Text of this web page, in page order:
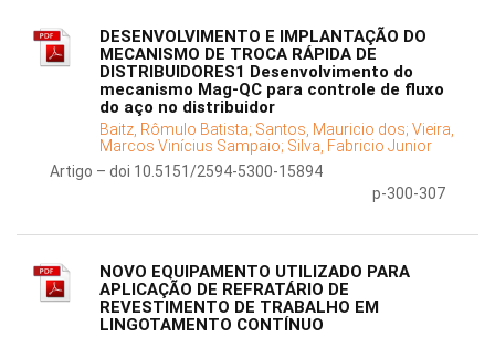
DESENVOLVIMENTO E IMPLANTAÇÃO DO
MECANISMO DE TROCA RÁPIDA DE
DISTRIBUIDORES1 Desenvolvimento do
mecanismo Mag-QC para controle de fluxo
do aço no distribuidor
Baitz, Rômulo Batista; Santos, Mauricio dos; Vieira,
Marcos Vinícius Sampaio; Silva, Fabricio Junior
Artigo – doi 10.5151/2594-5300-15894
p-300-307
NOVO EQUIPAMENTO UTILIZADO PARA
APLICAÇÃO DE REFRATÁRIO DE
REVESTIMENTO DE TRABALHO EM
LINGOTAMENTO CONTÍNUO